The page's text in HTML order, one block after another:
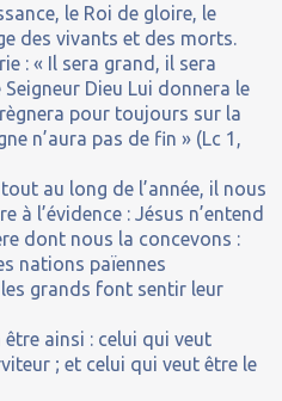
le Roi de gloire, le
des vivants et des morts.
: « Il sera grand, il sera
Dieu Lui donnera le
pour toujours sur la
n’aura pas de fin » (Lc 1,
au long de l’année, il nous
à l’évidence : Jésus n’entend
dont nous la concevons :
nations païennes
grands font sentir leur
ainsi : celui qui veut
; et celui qui veut être le